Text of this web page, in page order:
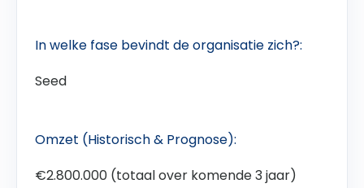
In welke fase bevindt de organisatie zich?:
Seed
Omzet (Historisch & Prognose):
€2.800.000 (totaal over komende 3 jaar)